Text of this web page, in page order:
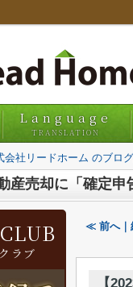
Language
TRANSLATION
会社リードホーム のブロ
産売却に「確定
≪ 前へ｜
【
ラブ